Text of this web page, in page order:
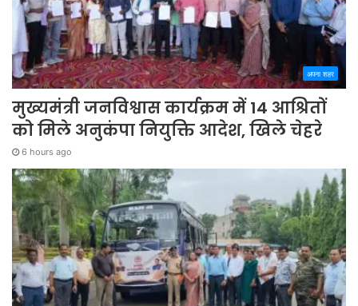
अपना शहर
मुख्यमंत्री जनविश्वास कार्यक्रम में 14 आश्रितों
को मिले अनुकंपा नियुक्ति आदेश, खिले चेहरे
6 hours ago